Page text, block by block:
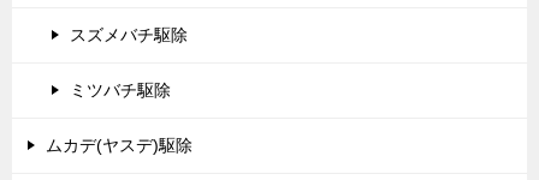
スズメバチ駆除
ミツバチ駆除
ムカデ(ヤスデ)駆除